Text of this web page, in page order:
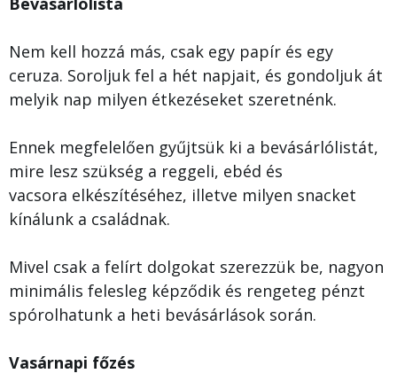
Nem kell hozzá más, csak egy papír és egy
ceruza. Soroljuk fel a hét napjait, és gondoljuk át
melyik nap milyen étkezéseket szeretnénk.
Ennek megfelelően gyűjtsük ki a bevásárlólistát,
mire lesz szükség a reggeli, ebéd és
vacsora elkészítéséhez, illetve milyen snacket
kínálunk a családnak.
Mivel csak a felírt dolgokat szerezzük be, nagyon
minimális felesleg képződik és rengeteg pénzt
spórolhatunk a heti bevásárlások során.
Vasárnapi főzés